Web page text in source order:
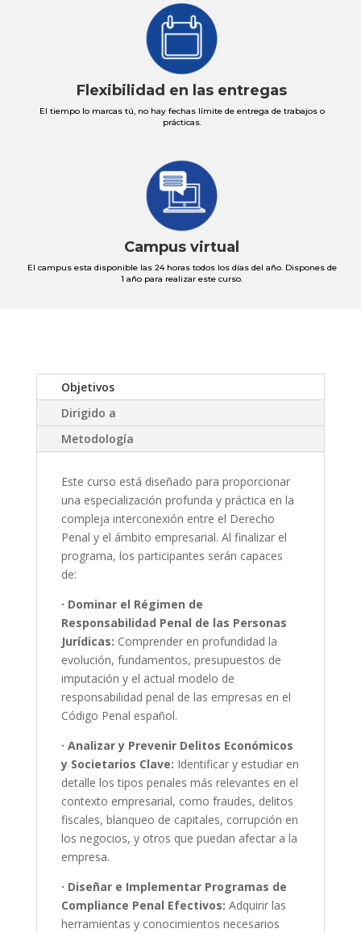
Flexibilidad en las entregas
El tiempo lo marcas tú, no hay fechas límite de entrega de trabajos o
prácticas.
Campus virtual
El campus esta disponible las 24 horas todos los días del año. Dispones de
1 año para realizar este curso.
Objetivos
Dirigido a
Metodología
Este curso está diseñado para proporcionar
una especialización profunda y práctica en la
compleja interconexión entre el Derecho
Penal y el ámbito empresarial. Al finalizar el
programa, los participantes serán capaces
de:
· Dominar el Régimen de
Responsabilidad Penal de las Personas
Jurídicas: Comprender en profundidad la
evolución, fundamentos, presupuestos de
imputación y el actual modelo de
responsabilidad penal de las empresas en el
Código Penal español.
· Analizar y Prevenir Delitos Económicos
y Societarios Clave: Identificar y estudiar en
detalle los tipos penales más relevantes en el
contexto empresarial, como fraudes, delitos
fiscales, blanqueo de capitales, corrupción en
los negocios, y otros que puedan afectar a la
empresa.
· Diseñar e Implementar Programas de
Compliance Penal Efectivos: Adquirir las
herramientas y conocimientos necesarios